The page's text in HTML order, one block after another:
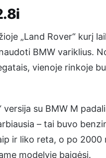
„Land Rover“ kurį
BMW variklius.
vienoje rinkoje
su BMW M
– tai buvo
ir liko reta, o po 2000
modelyje baigėsi.